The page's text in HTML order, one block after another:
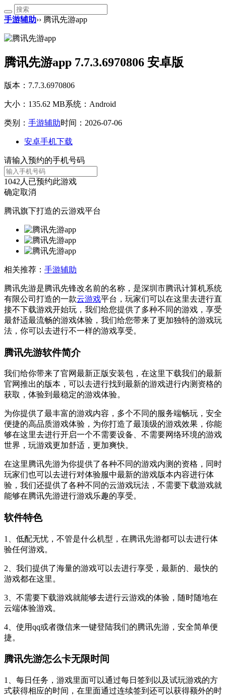
手游辅助›› 腾讯先游app
腾讯先游app 7.7.3.6970806 安卓版
版本：7.7.3.6970806
大小：135.62 MB系统：Android
类别： 手游辅助时间：2026-07-06
安卓手机下载
请输入预约的手机号码
1042 人已预约此游戏
确定取消
腾讯旗下打造的云游戏平台
相关推荐： 手游辅助
腾讯先游是腾讯先锋改名前的名称，是深圳市腾讯计算机系统
有限公司打造的一款云游戏平台，玩家们可以在这里去进行直
接不下载游戏开始玩，我们给您提供了多种不同的游戏，享受
最舒适最流畅的游戏体验，我们给您带来了更加独特的游戏玩
法，你可以去进行不一样的游戏享受。
腾讯先游软件简介
我们给你带来了官网最新正版安装包，在这里下载我们的最新
官网推出的版本，可以去进行找到最新的游戏进行内测资格的
获取，体验到最稳定的游戏体验。
为你提供了最丰富的游戏内容，多个不同的服务端畅玩，安全
便捷的高品质游戏体验，为你打造了最顶级的游戏效果，你能
够在这里去进行开启一个不需要设备、不需要网络环境的游戏
世界，玩游戏更加舒适，更加爽快。
在这里腾讯先游为你提供了各种不同的游戏内测的资格，同时
玩家们也可以去进行对体验服中最新的游戏版本内容进行体
验，我们还提供了各种不同的云游戏玩法，不需要下载游戏就
能够在腾讯先游进行游戏乐趣的享受。
软件特色
1、低配无忧，不管是什么机型，在腾讯先游都可以去进行体
验任何游戏。
2、我们提供了海量的游戏可以去进行享受，最新的、最快的
游戏都在这里。
3、不需要下载游戏就能够去进行云游戏的体验，随时随地在
云端体验游戏。
4、使用qq或者微信来一键登陆我们的腾讯先游，安全简单便
捷。
腾讯先游怎么卡无限时间
1、每日任务，游戏里面可以通过每日签到以及试玩游戏的方
式获得相应的时间，在里面通过连续签到还可以获得额外的时